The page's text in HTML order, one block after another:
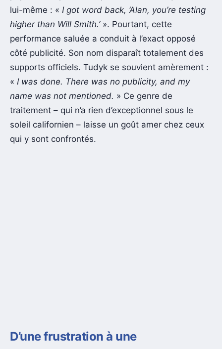
lui-même : « I got word back, ‘Alan, you’re testing
higher than Will Smith.’». Pourtant, cette
performance saluée a conduit à l’exact opposé
côté publicité. Son nom disparaît totalement des
supports officiels. Tudyk se souvient amèrement :
« I was done. There was no publicity, and my
name was not mentioned. » Ce genre de
traitement – qui n’a rien d’exceptionnel sous le
soleil californien – laisse un goût amer chez ceux
qui y sont confrontés.
D’une frustration à une